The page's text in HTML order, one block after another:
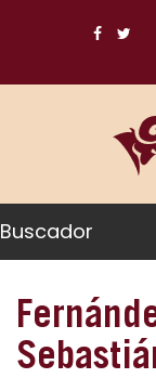
Buscador